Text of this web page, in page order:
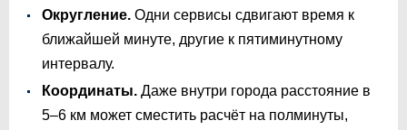
Округление. Одни сервисы сдвигают время к
ближайшей минуте, другие к пятиминутному
интервалу.
Координаты. Даже внутри города расстояние в
5–6 км может сместить расчёт на полминуты,